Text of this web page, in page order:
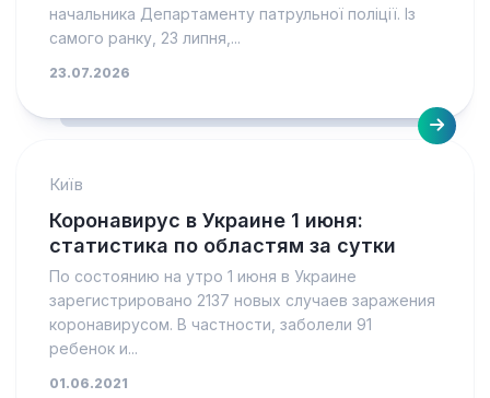
начальника Департаменту патрульної поліції. Із
самого ранку, 23 липня,...
23.07.2026
Київ
Коронавирус в Украине 1 июня:
статистика по областям за сутки
По состоянию на утро 1 июня в Украине
зарегистрировано 2137 новых случаев заражения
коронавирусом. В частности, заболели 91
ребенок и...
01.06.2021